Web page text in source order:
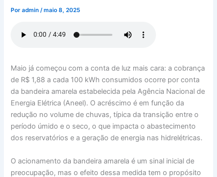
Poradmin/maio 8, 2025
Maio já começou com a conta de luz mais cara: a cobrança
de R$ 1,88 a cada 100 kWh consumidos ocorre por conta
da bandeira amarela estabelecida pela Agência Nacional de
Energia Elétrica (Aneel). O acréscimo é em função da
redução no volume de chuvas, típica da transição entre o
período úmido e o seco, o que impacta o abastecimento
dos reservatórios e a geração de energia nas hidrelétricas.
O acionamento da bandeira amarela é um sinal inicial de
preocupação, mas o efeito dessa medida tem o propósito